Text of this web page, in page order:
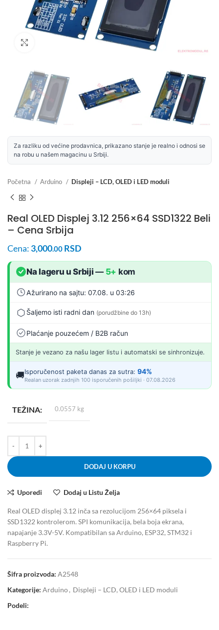
Za razliku od većine prodavnica, prikazano stanje je realno i odnosi se
na robu u našem magacinu u Srbiji.
Početna Arduino Displeji – LCD, OLED i LED moduli
Real OLED Displej 3.12 256×64 SSD1322 Beli
– Cena Srbija
Cena: 3,000.00 RSD
Na lageru u Srbiji — 5+ kom
Ažurirano na sajtu: 07.08. u 03:26
Šaljemo isti radni dan (porudžbine do 13h)
Plaćanje pouzećem / B2B račun
Stanje je vezano za našu lager listu i automatski se sinhronizuje.
🚚Isporučenost paketa danas za sutra: 94%
Realan uzorak zadnjih 100 isporučenih pošiljki · 07.08.2026
TEŽINA 0.0557 kg
DODAJ U KORPU
Uporedi Dodaj u Listu Želja
Real OLED displej 3.12 inča sa rezolucijom 256×64 piksela i
SSD1322 kontrolerom. SPI komunikacija, bela boja ekrana,
napajanje 3.3V-5V. Kompatibilan sa Arduino, ESP32, STM32 i
Raspberry Pi.
Šifra proizvoda: A2548
Kategorije: Arduino, Displeji – LCD, OLED i LED moduli
Podeli: